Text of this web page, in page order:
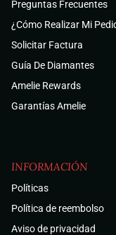
Preguntas Frecuentes
¿Cómo Realizar Mi
Solicitar Factura
Guía De Diamantes
Amelie Rewards
Garantías Amelie
INFORMACIÓN
Políticas
Política de reembolso
Aviso de privacidad